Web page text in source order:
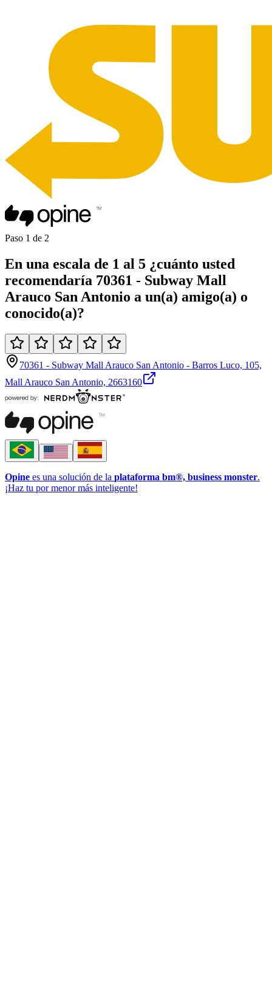
Paso 1 de 2
En una escala de 1 al 5 ¿cuánto usted
recomendaría 70361 - Subway Mall
Arauco San Antonio a un(a) amigo(a) o
conocido(a)?
70361 - Subway Mall Arauco San Antonio - Barros Luco, 105,
Mall Arauco San Antonio, 2663160
Opine es una solución de la plataforma bm®, business monster.
¡Haz tu por menor más inteligente!